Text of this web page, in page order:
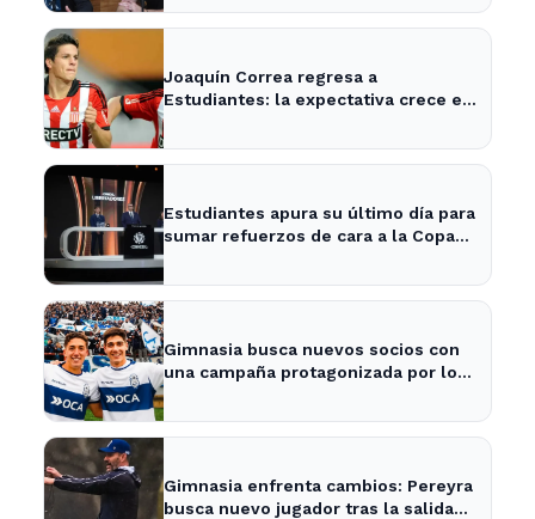
Joaquín Correa regresa a
Estudiantes: la expectativa crece en
Estudiantes apura su último día para
sumar refuerzos de cara a la Copa
Gimnasia busca nuevos socios con
una campaña protagonizada por los
Gimnasia enfrenta cambios: Pereyra
busca nuevo jugador tras la salida